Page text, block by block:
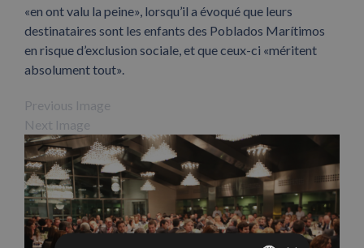
«en ont valu la peine», lorsqu’il a évoqué que leurs
destinataires sont les enfants des Poblados Marítimos
en risque d’exclusion sociale, et que ceux-ci «méritent
absolument tout».
Previous Image
Next Image